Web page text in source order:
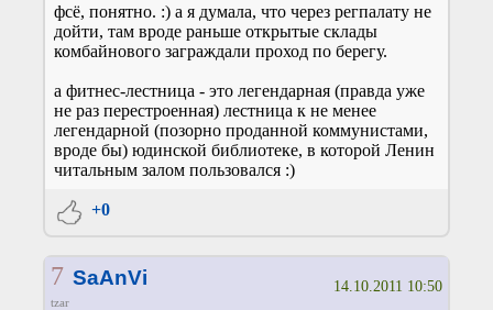
фсё, понятно. :) а я думала, что через регпалату не
дойти, там вроде раньше открытые склады
комбайнового заграждали проход по берегу.
а фитнес-лестница - это легендарная (правда уже
не раз перестроенная) лестница к не менее
легендарной (позорно проданной коммунистами,
вроде бы) юдинской библиотеке, в которой Ленин
читальным залом пользовался :)
+0
7 SaAnVi
tzar
14.10.2011 10:50